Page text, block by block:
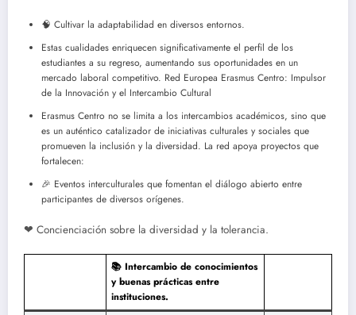
🧠 Cultivar la adaptabilidad en diversos entornos.
Estas cualidades enriquecen significativamente el perfil de los
estudiantes a su regreso, aumentando sus oportunidades en un
mercado laboral competitivo. Red Europea Erasmus Centro: Impulsor
de la Innovación y el Intercambio Cultural
Erasmus Centro no se limita a los intercambios académicos, sino que
es un auténtico catalizador de iniciativas culturales y sociales que
promueven la inclusión y la diversidad. La red apoya proyectos que
fortalecen:
🎉 Eventos interculturales que fomentan el diálogo abierto entre
participantes de diversos orígenes.
❤ Concienciación sobre la diversidad y la tolerancia.
📚 Intercambio de conocimientos
y buenas prácticas entre
instituciones.